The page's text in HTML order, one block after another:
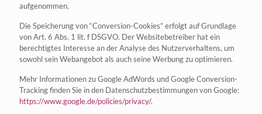
aufgenommen.
Die Speicherung von “Conversion-Cookies” erfolgt auf Grundlage
von Art. 6 Abs. 1 lit. f DSGVO. Der Websitebetreiber hat ein
berechtigtes Interesse an der Analyse des Nutzerverhaltens, um
sowohl sein Webangebot als auch seine Werbung zu optimieren.
Mehr Informationen zu Google AdWords und Google Conversion-
Tracking finden Sie in den Datenschutzbestimmungen von Google:
https://www.google.de/policies/privacy/.